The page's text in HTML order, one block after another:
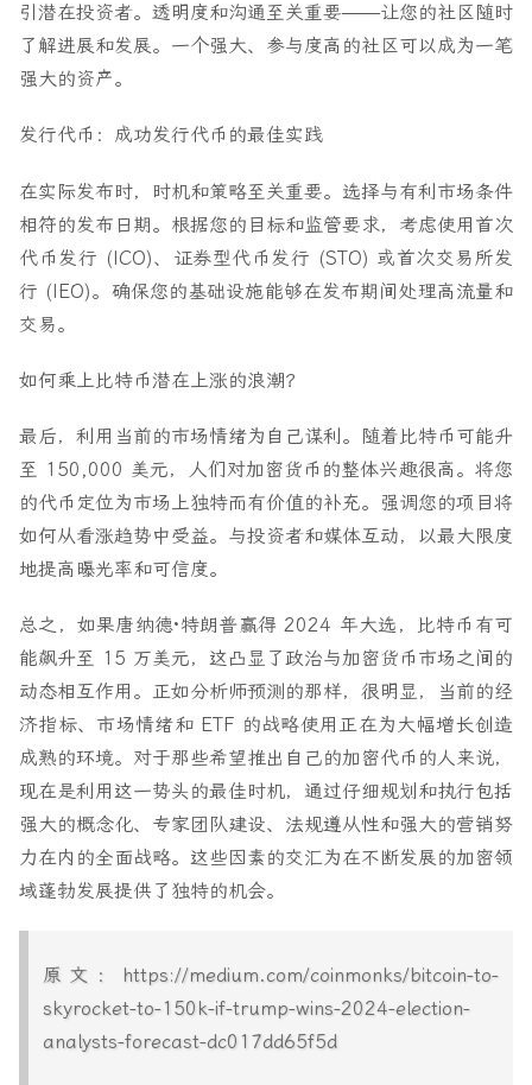
引潜在投资者。透明度和沟通至关重要——让您的社区随时
了解进展和发展。一个强大、参与度高的社区可以成为一笔
强大的资产。
发行代币：成功发行代币的最佳实践
在实际发布时，时机和策略至关重要。选择与有利市场条件
相符的发布日期。根据您的目标和监管要求，考虑使用首次
代币发行 (ICO)、证券型代币发行 (STO) 或首次交易所发
行 (IEO)。确保您的基础设施能够在发布期间处理高流量和
交易。
如何乘上比特币潜在上涨的浪潮？
最后，利用当前的市场情绪为自己谋利。随着比特币可能升
至 150,000 美元，人们对加密货币的整体兴趣很高。将您
的代币定位为市场上独特而有价值的补充。强调您的项目将
如何从看涨趋势中受益。与投资者和媒体互动，以最大限度
地提高曝光率和可信度。
总之，如果唐纳德·特朗普赢得 2024 年大选，比特币有可
能飙升至 15 万美元，这凸显了政治与加密货币市场之间的
动态相互作用。正如分析师预测的那样，很明显，当前的经
济指标、市场情绪和 ETF 的战略使用正在为大幅增长创造
成熟的环境。对于那些希望推出自己的加密代币的人来说，
现在是利用这一势头的最佳时机，通过仔细规划和执行包括
强大的概念化、专家团队建设、法规遵从性和强大的营销努
力在内的全面战略。这些因素的交汇为在不断发展的加密领
域蓬勃发展提供了独特的机会。
原文：https://medium.com/coinmonks/bitcoin-to-
skyrocket-to-150k-if-trump-wins-2024-election-
analysts-forecast-dc017dd65f5d